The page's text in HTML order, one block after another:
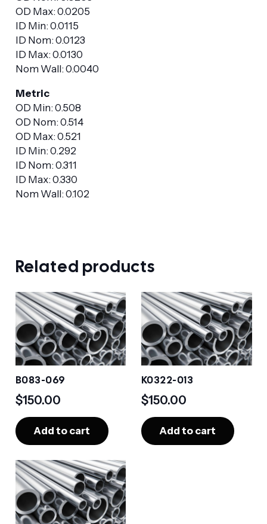
OD Max: 0.0205
ID Min: 0.0115
ID Nom: 0.0123
ID Max: 0.0130
Nom Wall: 0.0040
Metric
OD Min: 0.508
OD Nom: 0.514
OD Max: 0.521
ID Min: 0.292
ID Nom: 0.311
ID Max: 0.330
Nom Wall: 0.102
Related products
B083-069
$150.00
Add to cart
K0322-013
$150.00
Add to cart